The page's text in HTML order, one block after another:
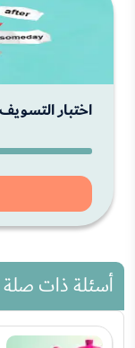
اختبار
أسئلة ذات صلة